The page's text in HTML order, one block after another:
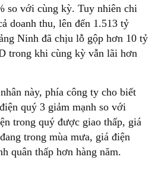
so với cùng kỳ. Tuy nhiên chi
doanh thu, lên đến 1.513 tỷ
Ninh đã chịu lỗ gộp hơn 10 tỷ
trong khi cùng kỳ vẫn lãi hơn
này, phía công ty cho biết
quý 3 giảm mạnh so với
trong quý được giao thấp, giá
trong mùa mưa, giá điện
quân thấp hơn hàng năm.